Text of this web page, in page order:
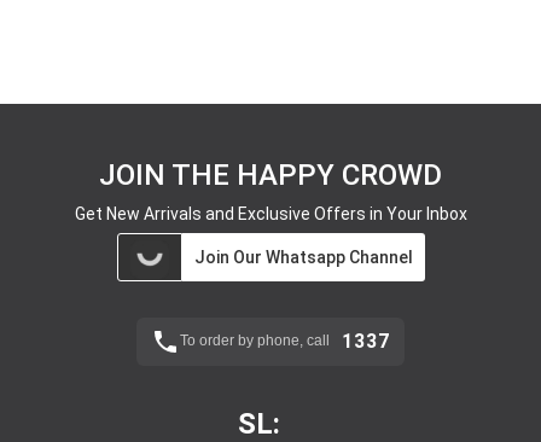
JOIN THE HAPPY CROWD
Get New Arrivals and Exclusive Offers in Your Inbox
Join Our Whatsapp Channel
To order by phone, call 1337
SL: